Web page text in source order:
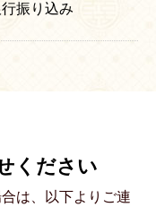
振り込み
ください
は、以下よりご連